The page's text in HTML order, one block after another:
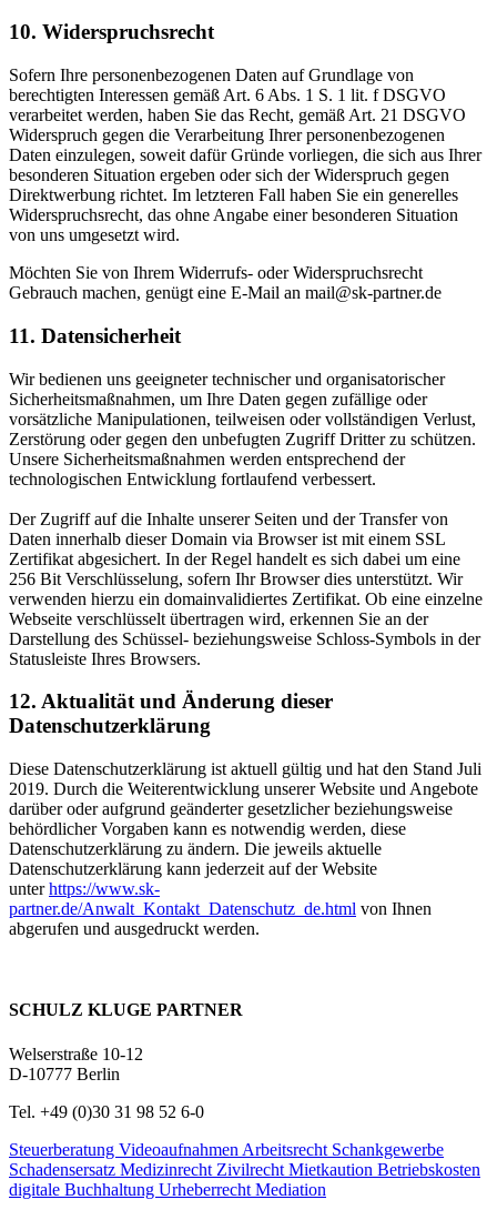
10. Widerspruchsrecht
Sofern Ihre personenbezogenen Daten auf Grundlage von
berechtigten Interessen gemäß Art. 6 Abs. 1 S. 1 lit. f DSGVO
verarbeitet werden, haben Sie das Recht, gemäß Art. 21 DSGVO
Widerspruch gegen die Verarbeitung Ihrer personenbezogenen
Daten einzulegen, soweit dafür Gründe vorliegen, die sich aus Ihrer
besonderen Situation ergeben oder sich der Widerspruch gegen
Direktwerbung richtet. Im letzteren Fall haben Sie ein generelles
Widerspruchsrecht, das ohne Angabe einer besonderen Situation
von uns umgesetzt wird.
Möchten Sie von Ihrem Widerrufs- oder Widerspruchsrecht
Gebrauch machen, genügt eine E-Mail an mail@sk-partner.de
11. Datensicherheit
Wir bedienen uns geeigneter technischer und organisatorischer
Sicherheitsmaßnahmen, um Ihre Daten gegen zufällige oder
vorsätzliche Manipulationen, teilweisen oder vollständigen Verlust,
Zerstörung oder gegen den unbefugten Zugriff Dritter zu schützen.
Unsere Sicherheitsmaßnahmen werden entsprechend der
technologischen Entwicklung fortlaufend verbessert.
Der Zugriff auf die Inhalte unserer Seiten und der Transfer von
Daten innerhalb dieser Domain via Browser ist mit einem SSL
Zertifikat abgesichert. In der Regel handelt es sich dabei um eine
256 Bit Verschlüsselung, sofern Ihr Browser dies unterstützt. Wir
verwenden hierzu ein domainvalidiertes Zertifikat. Ob eine einzelne
Webseite verschlüsselt übertragen wird, erkennen Sie an der
Darstellung des Schüssel- beziehungsweise Schloss-Symbols in der
Statusleiste Ihres Browsers.
12. Aktualität und Änderung dieser
Datenschutzerklärung
Diese Datenschutzerklärung ist aktuell gültig und hat den Stand Juli
2019. Durch die Weiterentwicklung unserer Website und Angebote
darüber oder aufgrund geänderter gesetzlicher beziehungsweise
behördlicher Vorgaben kann es notwendig werden, diese
Datenschutzerklärung zu ändern. Die jeweils aktuelle
Datenschutzerklärung kann jederzeit auf der Website
unterhttps://www.sk-
partner.de/Anwalt_Kontakt_Datenschutz_de.html von Ihnen
abgerufen und ausgedruckt werden.
SCHULZ KLUGE PARTNER
Welserstraße 10-12
D-10777 Berlin
Tel. +49 (0)30 31 98 52 6-0
Steuerberatung Videoaufnahmen Arbeitsrecht Schankgewerbe
Schadensersatz Medizinrecht Zivilrecht Mietkaution Betriebskosten
digitale Buchhaltung Urheberrecht Mediation